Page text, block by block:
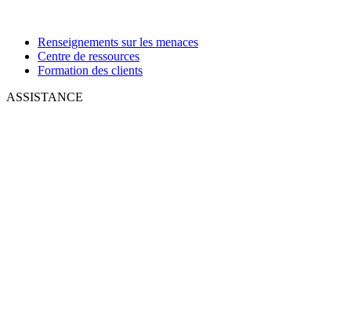
Renseignements sur les menaces
Centre de ressources
Formation des clients
ASSISTANCE